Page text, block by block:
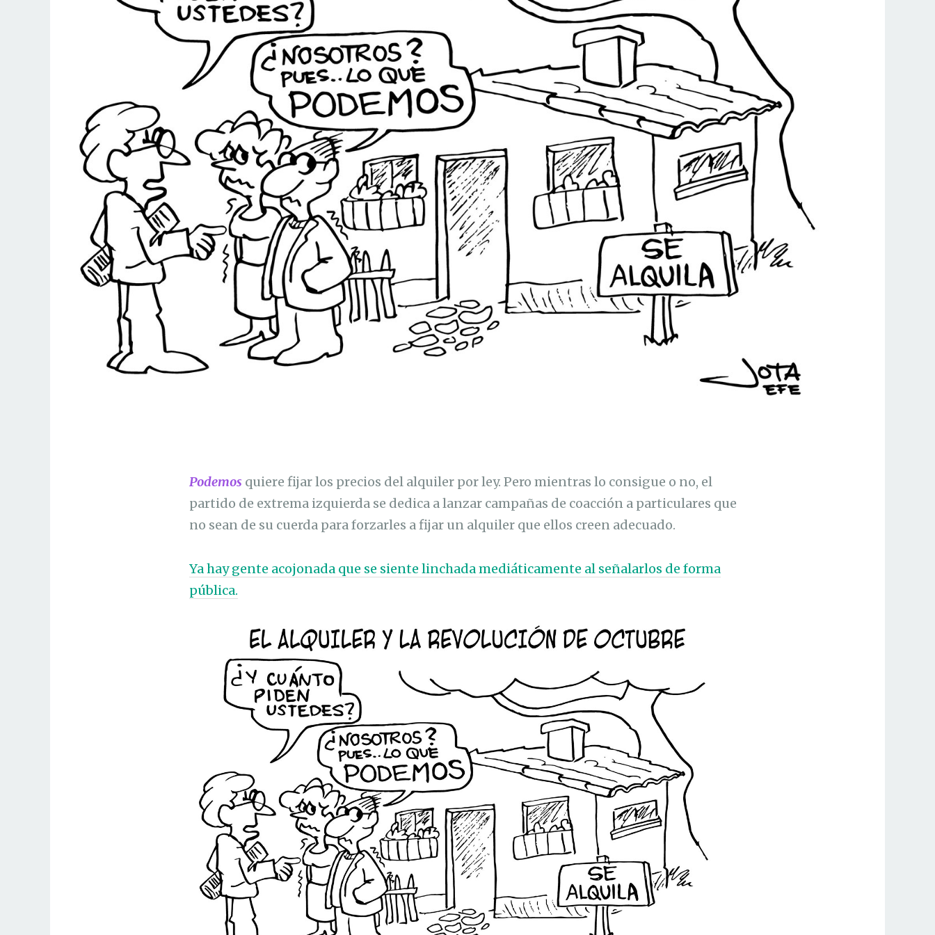
Podemos quiere fijar los precios del alquiler por ley. Pero mientras lo consigue o no, el
partido de extrema izquierda se dedica a lanzar campañas de coacción a particulares que
no sean de su cuerda para forzarles a fijar un alquiler que ellos creen adecuado.
Ya hay gente acojonada que se siente linchada mediáticamente al señalarlos de forma
pública.